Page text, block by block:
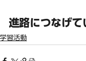
進路につなげて
学習活動